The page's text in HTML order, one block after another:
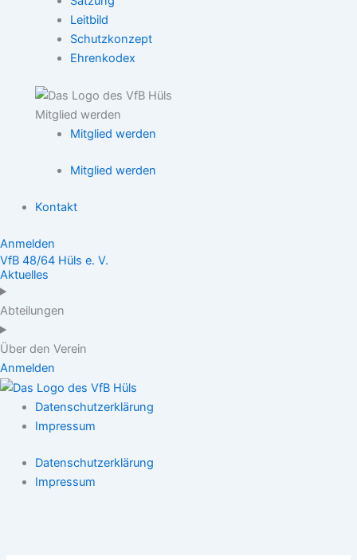
Leitbild
Schutzkonzept
Ehrenkodex
Mitglied werden
Mitglied werden
Mitglied werden
Kontakt
Anmelden
VfB 48/64 Hüls e. V.
Aktuelles
Abteilungen
Über den Verein
Anmelden
Datenschutzerklärung
Impressum
Datenschutzerklärung
Impressum